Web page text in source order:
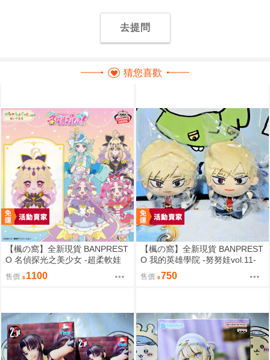
去提問
猜您喜歡
【楓の窩】全新現貨 BANPREST
O 名偵探光之美少女 -超柔軟娃
娃- 森亞露露卡【日版】
售價 1100
【楓の窩】全新現貨 BANPREST
O 我的英雄學院 -努努娃vol.11-
爆豪勝己【日版】
售價 750